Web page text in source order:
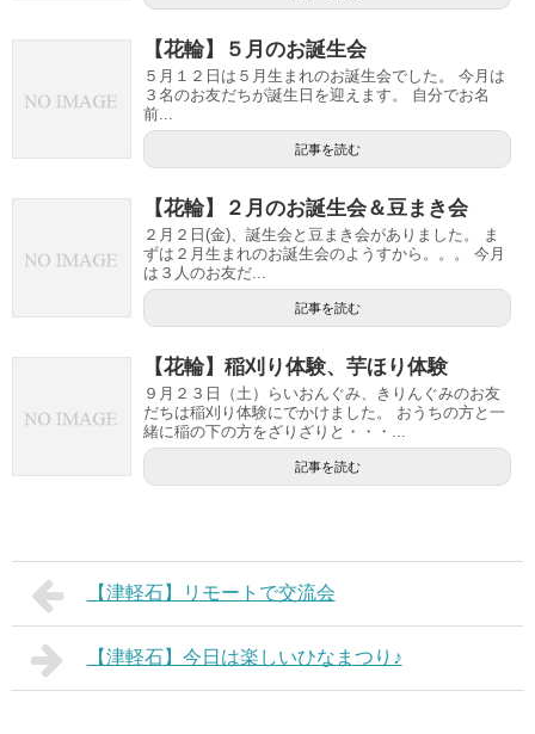
【花輪】５月のお誕生会
５月１２日は５月生まれのお誕生会でした。 今月は
３名のお友だちが誕生日を迎えます。 自分でお名
前...
記事を読む
【花輪】２月のお誕生会＆豆まき会
２月２日(金)、誕生会と豆まき会がありました。 ま
ずは２月生まれのお誕生会のようすから。。。 今月
は３人のお友だ...
記事を読む
【花輪】稲刈り体験、芋ほり体験
９月２３日（土）らいおんぐみ、きりんぐみのお友
だちは稲刈り体験にでかけました。 おうちの方と一
緒に稲の下の方をざりざりと・・・...
記事を読む
【津軽石】リモートで交流会
【津軽石】今日は楽しいひなまつり♪